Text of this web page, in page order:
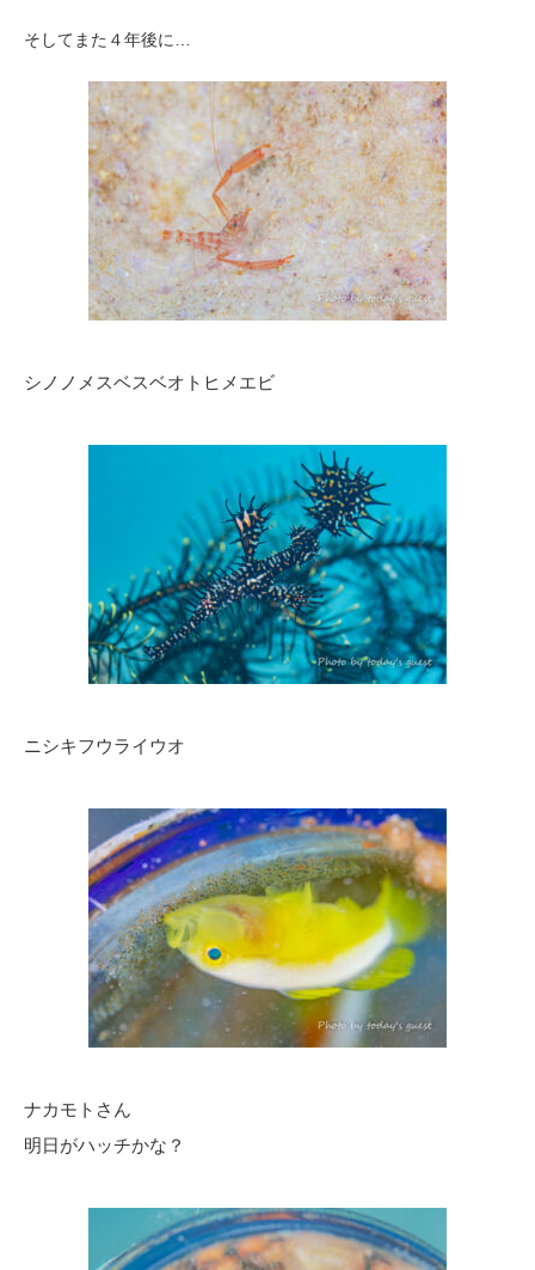
そしてまた４年後に…
シノノメスベスベオトヒメエビ
ニシキフウライウオ
ナカモトさん
明日がハッチかな？